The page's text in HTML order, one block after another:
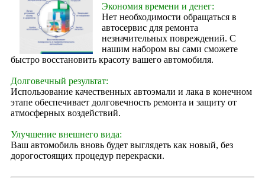
Экономия времени и денег:
Нет необходимости обращаться в
автосервис для ремонта
незначительных повреждений. С
нашим набором вы сами сможете
быстро восстановить красоту вашего автомобиля.
Долговечный результат:
Использование качественных автоэмали и лака в конечном
этапе обеспечивает долговечность ремонта и защиту от
атмосферных воздействий.
Улучшение внешнего вида:
Ваш автомобиль вновь будет выглядеть как новый, без
дорогостоящих процедур перекраски.